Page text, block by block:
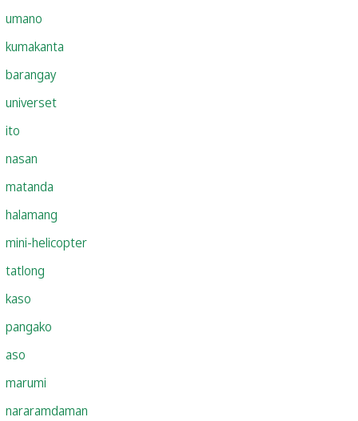
umano
kumakanta
barangay
universet
ito
nasan
matanda
halamang
mini-helicopter
tatlong
kaso
pangako
aso
marumi
nararamdaman